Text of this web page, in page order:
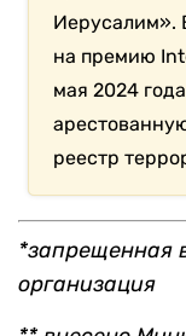
Иерусалим».
на премию
мая 2024
реестр
*запрещенная
организация